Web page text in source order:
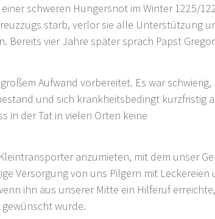
schweren Hungersnot im Winter 1225/
starb, verlor sie alle Unterstützung
vier Jahre später sprach Papst Gregor
Aufwand vorbereitet. Es war schwierig,
und sich krankheitsbedingt kurzfristig
in der Tat in vielen Orten keine
anzumieten, mit dem unser
Versorgung von uns Pilgern mit Leckereien
ihn aus unserer Mitte ein Hilferuf
wurde.